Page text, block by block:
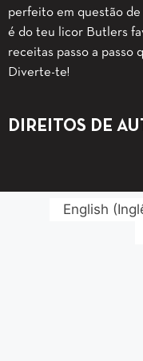
perfeito em questão de
é do teu licor Butlers
receitas passo a passo
Diverte-te!
DIREITOS DE
English (